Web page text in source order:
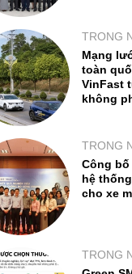
TRONG
Mạng
toàn
VinFast
không
TRONG
Công
hệ
cho xe
TRONG